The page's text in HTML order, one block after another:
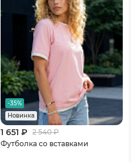
-35%
Новинка
1 651 ₽ 2 540₽
Футболка со вставками